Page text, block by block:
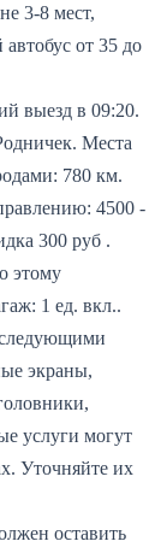
3-8 мест,
от 35 до
выезд в 09:20.
Места
780 км.
4500 -
300 руб .
этому
1 ед. вкл..
следующими
экраны,
услуги могут
Уточняйте их
оставить